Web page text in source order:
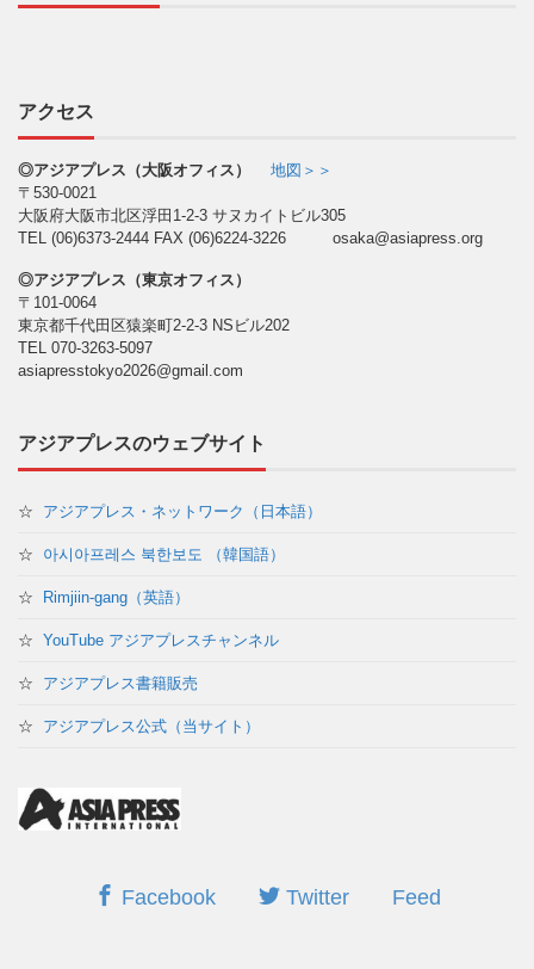
アクセス
◎アジアプレス（大阪オフィス）
地図＞＞
〒530-0021
大阪府大阪市北区浮田1-2-3 サヌカイトビル305
TEL (06)6373-2444 FAX (06)6224-3226 osaka@asiapress.org
◎アジアプレス（東京オフィス）
〒101-0064
東京都千代田区猿楽町2-2-3 NSビル202
TEL 070-3263-5097
asiapresstokyo2026@gmail.com
アジアプレスのウェブサイト
☆ アジアプレス・ネットワーク（日本語）
☆ 아시아프레스 북한보도 （韓国語）
☆ Rimjiin-gang（英語）
☆ YouTube アジアプレスチャンネル
☆ アジアプレス書籍販売
☆ アジアプレス公式（当サイト）
Facebook Twitter Feed